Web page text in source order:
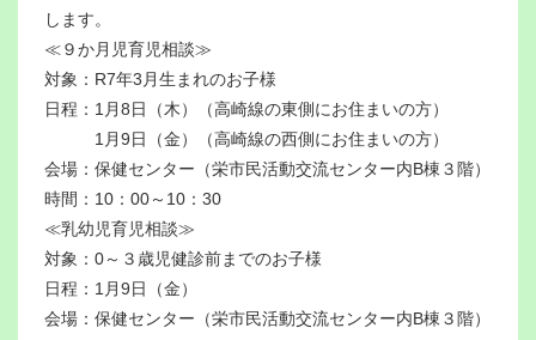
します。
≪９か月児育児相談≫
対象：R7年3月生まれのお子様
日程：1月8日（木）（高崎線の東側にお住まいの方）
1月9日（金）（高崎線の西側にお住まいの方）
会場：保健センター（栄市民活動交流センター内B棟３階）
時間：10：00～10：30
≪乳幼児育児相談≫
対象：0～３歳児健診前までのお子様
日程：1月9日（金）
会場：保健センター（栄市民活動交流センター内B棟３階）